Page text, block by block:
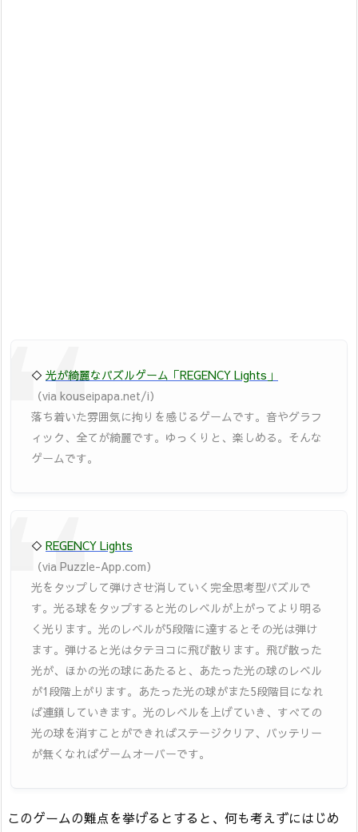
◇ 光が綺麗なパズルゲーム「REGENCY Lights」
（via kouseipapa.net/i）
落ち着いた雰囲気に拘りを感じるゲームです。音やグラフ
ィック、全てが綺麗です。ゆっくりと、楽しめる。そんな
ゲームです。
◇ REGENCY Lights
（via Puzzle-App.com）
光をタップして弾けさせ消していく完全思考型パズルで
す。光る球をタップすると光のレベルが上がってより明る
く光ります。光のレベルが5段階に達するとその光は弾け
ます。弾けると光はタテヨコに飛び散ります。飛び散った
光が、ほかの光の球にあたると、あたった光の球のレベル
が1段階上がります。あたった光の球がまた5段階目になれ
ば連鎖していきます。光のレベルを上げていき、すべての
光の球を消すことができればステージクリア、バッテリー
が無くなればゲームオーバーです。
このゲームの難点を挙げるとすると、何も考えずにはじめ